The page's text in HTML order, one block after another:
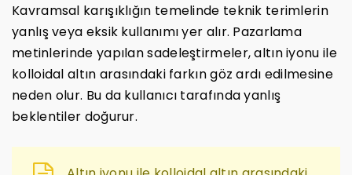
Kavramsal karışıklığın temelinde teknik terimlerin
yanlış veya eksik kullanımı yer alır. Pazarlama
metinlerinde yapılan sadeleştirmeler, altın iyonu ile
kolloidal altın arasındaki farkın göz ardı edilmesine
neden olur. Bu da kullanıcı tarafında yanlış
beklentiler doğurur.